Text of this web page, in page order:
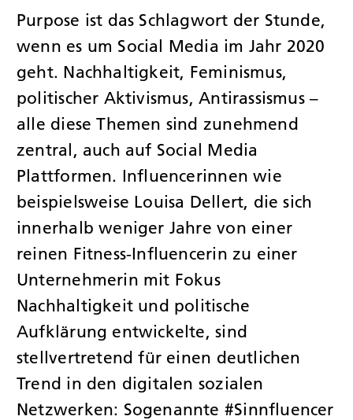
Purpose ist das Schlagwort der Stunde,
wenn es um Social Media im Jahr 2020
geht. Nachhaltigkeit, Feminismus,
politischer Aktivismus, Antirassismus –
alle diese Themen sind zunehmend
zentral, auch auf Social Media
Plattformen. Influencerinnen wie
beispielsweise Louisa Dellert, die sich
innerhalb weniger Jahre von einer
reinen Fitness-Influencerin zu einer
Unternehmerin mit Fokus
Nachhaltigkeit und politische
Aufklärung entwickelte, sind
stellvertretend für einen deutlichen
Trend in den digitalen sozialen
Netzwerken: Sogenannte #Sinnfluencer